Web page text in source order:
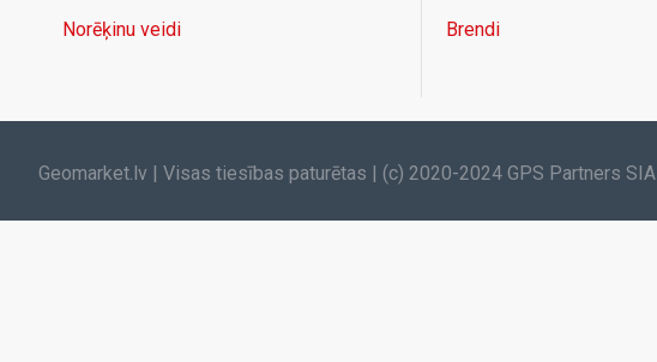
Norēķinu veidi
Brendi
Geomarket.lv | Visas tiesības paturētas | (c) 2020-2024 GPS Partners SIA